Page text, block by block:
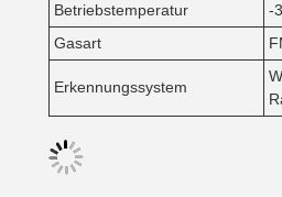
Betriebstemperatur
-
Gasart
Erkennungssystem